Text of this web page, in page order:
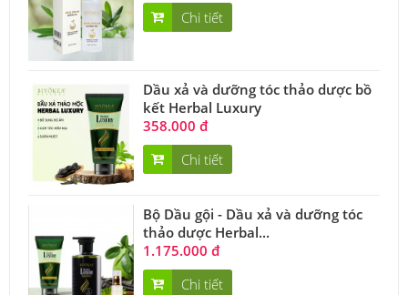
Chi tiết
Dầu xả và dưỡng tóc thảo dược bồ
kết Herbal Luxury
358.000 đ
Chi tiết
Bộ Dầu gội - Dầu xả và dưỡng tóc
thảo dược Herbal...
1.175.000 đ
Chi tiết